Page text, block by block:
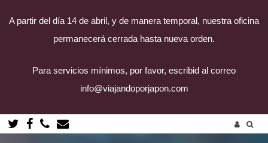
A partir del día 14 de abril, y de manera temporal, nuestra oficina
permanecerá cerrada hasta nueva orden.
Para servicios mínimos, por favor, escribid al correo
info@viajandoporjapon.com
Saltar
al